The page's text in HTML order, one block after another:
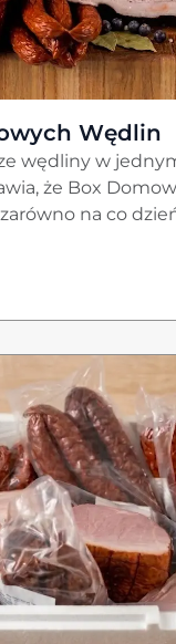
Wędlin
wędliny w
że Box
na co